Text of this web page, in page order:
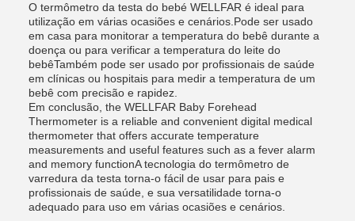
O termômetro da testa do bebé WELLFAR é ideal para
utilização em várias ocasiões e cenários.Pode ser usado
em casa para monitorar a temperatura do bebê durante a
doença ou para verificar a temperatura do leite do
bebêTambém pode ser usado por profissionais de saúde
em clínicas ou hospitais para medir a temperatura de um
bebê com precisão e rapidez.
Em conclusão, the WELLFAR Baby Forehead
Thermometer is a reliable and convenient digital medical
thermometer that offers accurate temperature
measurements and useful features such as a fever alarm
and memory functionA tecnologia do termômetro de
varredura da testa torna-o fácil de usar para pais e
profissionais de saúde, e sua versatilidade torna-o
adequado para uso em várias ocasiões e cenários.